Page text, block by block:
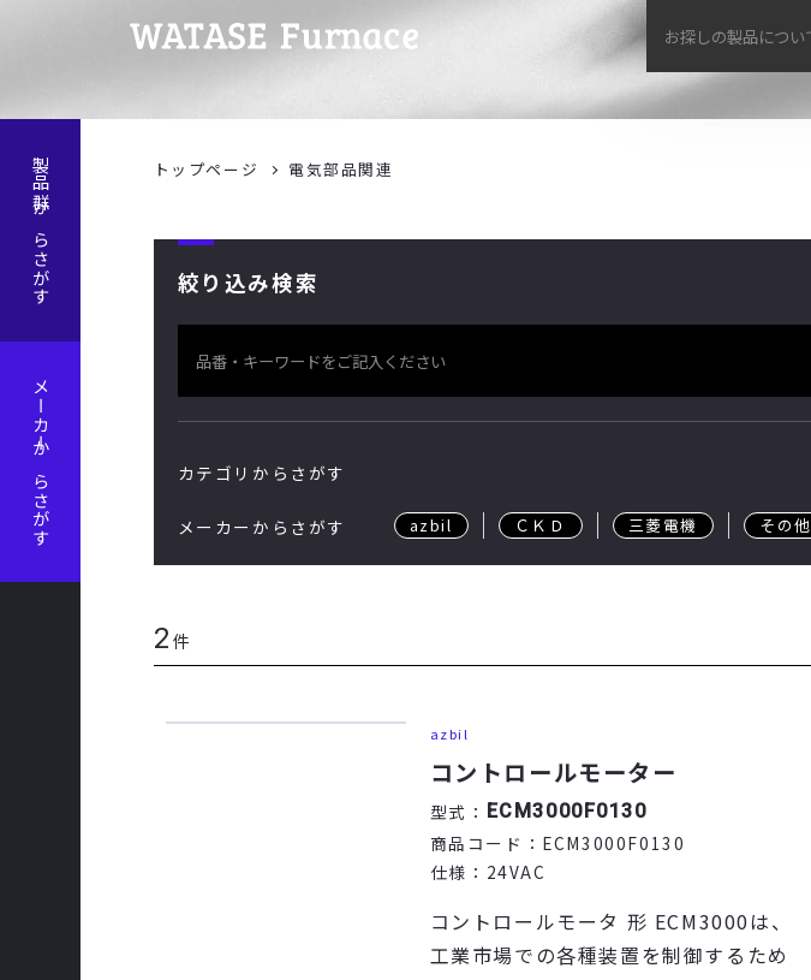
トップページ 電気部品関連
絞り込み検索
カテゴリからさがす
メーカーからさがす azbil ＣＫＤ 三菱電機 その他
2 件
azbil
コントロールモーター
型式： ECM3000F0130
商品コード： ECM3000F0130
仕様： 24VAC
コントロールモータ 形 ECM3000は、
工業市場での各種装置を制御するため
製品群からさがす
メーカーからさがす